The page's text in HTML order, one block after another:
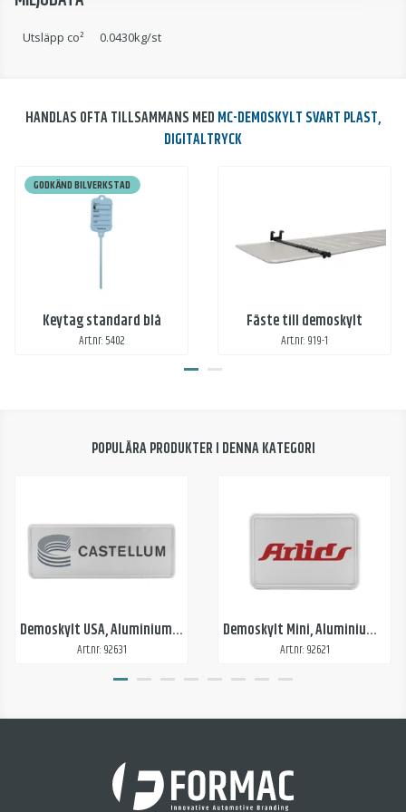
Utsläpp co² 0.0430kg/st
HANDLAS OFTA TILLSAMMANS MED MC-DEMOSKYLT SVART PLAST,
DIGITALTRYCK
GODKÄND BILVERKSTAD
Keytag standard blå
Art.nr: 5402
Fäste till demoskylt
Art.nr: 919-1
POPULÄRA PRODUKTER I DENNA KATEGORI
Demoskylt USA, Aluminium, skuren dekal
Art.nr: 92631
Demoskylt Mini, Aluminium, skuren dekal
Art.nr: 92621